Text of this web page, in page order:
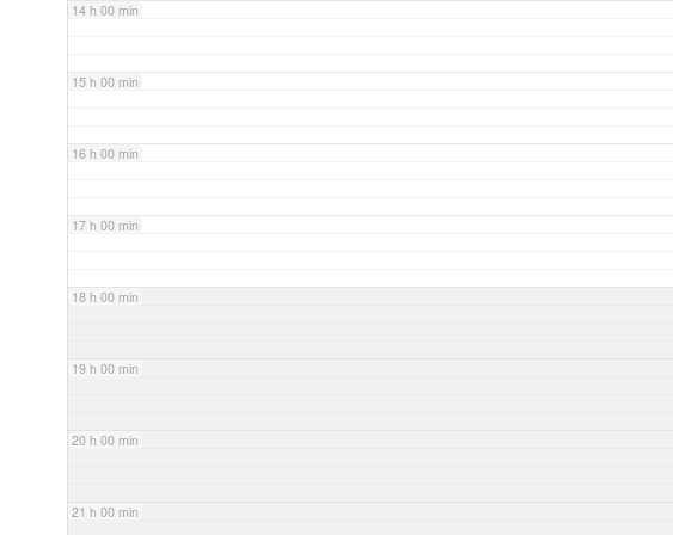
14 h 00 min
15 h 00 min
16 h 00 min
17 h 00 min
18 h 00 min
19 h 00 min
20 h 00 min
21 h 00 min